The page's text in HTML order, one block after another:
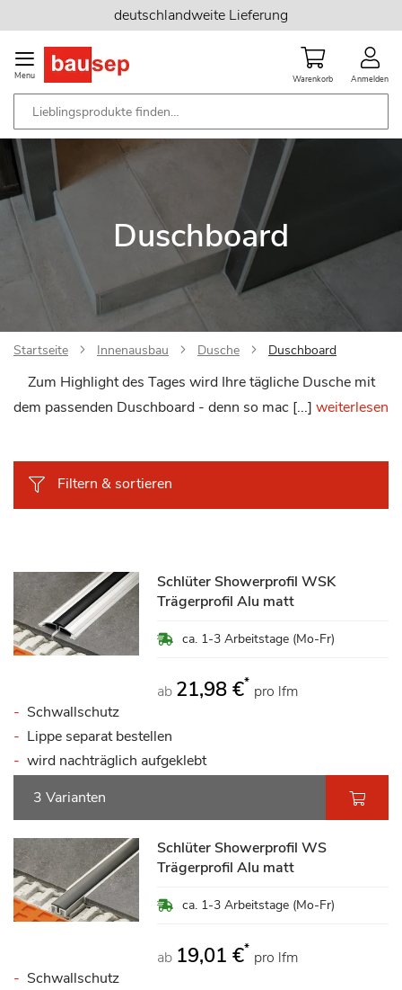
Inhalt
springen
deutschlandweite Lieferung
Menu Warenkorb Anmelden
Duschboard
Startseite Innenausbau Dusche Duschboard
Zum Highlight des Tages wird Ihre tägliche Dusche mit
dem passenden Duschboard - denn so mac [...] weiterlesen
Filtern & sortieren
Schlüter Showerprofil WSK
Trägerprofil Alu matt
ca. 1-3 Arbeitstage (Mo-Fr)
ab 21,98 €* pro lfm
Schwallschutz
Lippe separat bestellen
wird nachträglich aufgeklebt
3 Varianten
Schlüter Showerprofil WS
Trägerprofil Alu matt
ca. 1-3 Arbeitstage (Mo-Fr)
ab 19,01 €* pro lfm
Schwallschutz